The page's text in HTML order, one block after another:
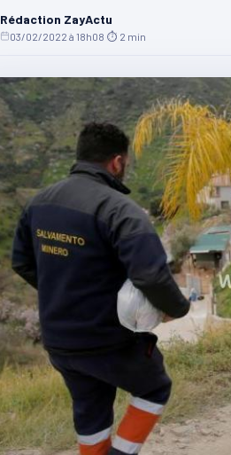
Rédaction ZayActu
03/02/2022 à 18h08 ⏱ 2 min